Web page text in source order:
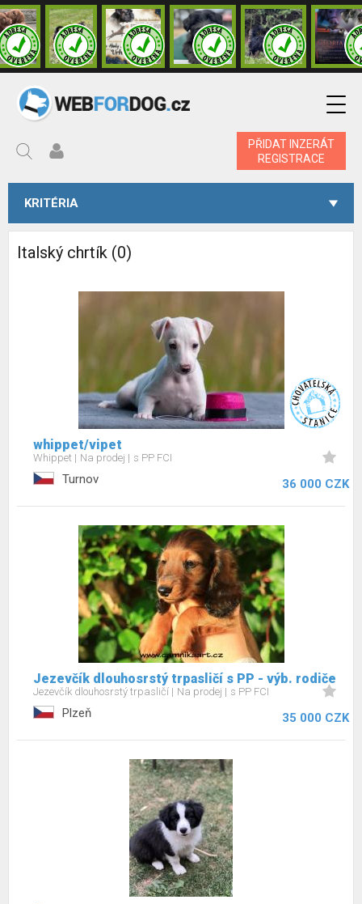
PŘIDAT INZERÁT
REGISTRACE
KRITÉRIA
Italský chrtík (0)
whippet/vipet
Whippet Na prodej s PP FCI
Turnov 36 000 CZK
Jezevčík dlouhosrstý trpasličí s PP - výb. rodiče
Jezevčík dlouhosrstý trpasličí Na prodej s PP FCI
Plzeň 35 000 CZK